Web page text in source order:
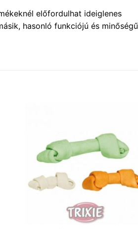
előfordulhat ideiglenes
hasonló funkciójú és minőségű